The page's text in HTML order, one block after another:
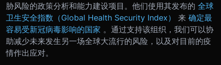
胁风险的政策分析和能力建设项目。他们使用其发布的 全球
卫生安全指数（Global Health Security Index）
来 确定最
容易受新冠病毒影响的国家 。通过支持该组织，我们可以协
助减少未来发生另一场全球大流行的风险，以及对目前的疫
情作出应对。